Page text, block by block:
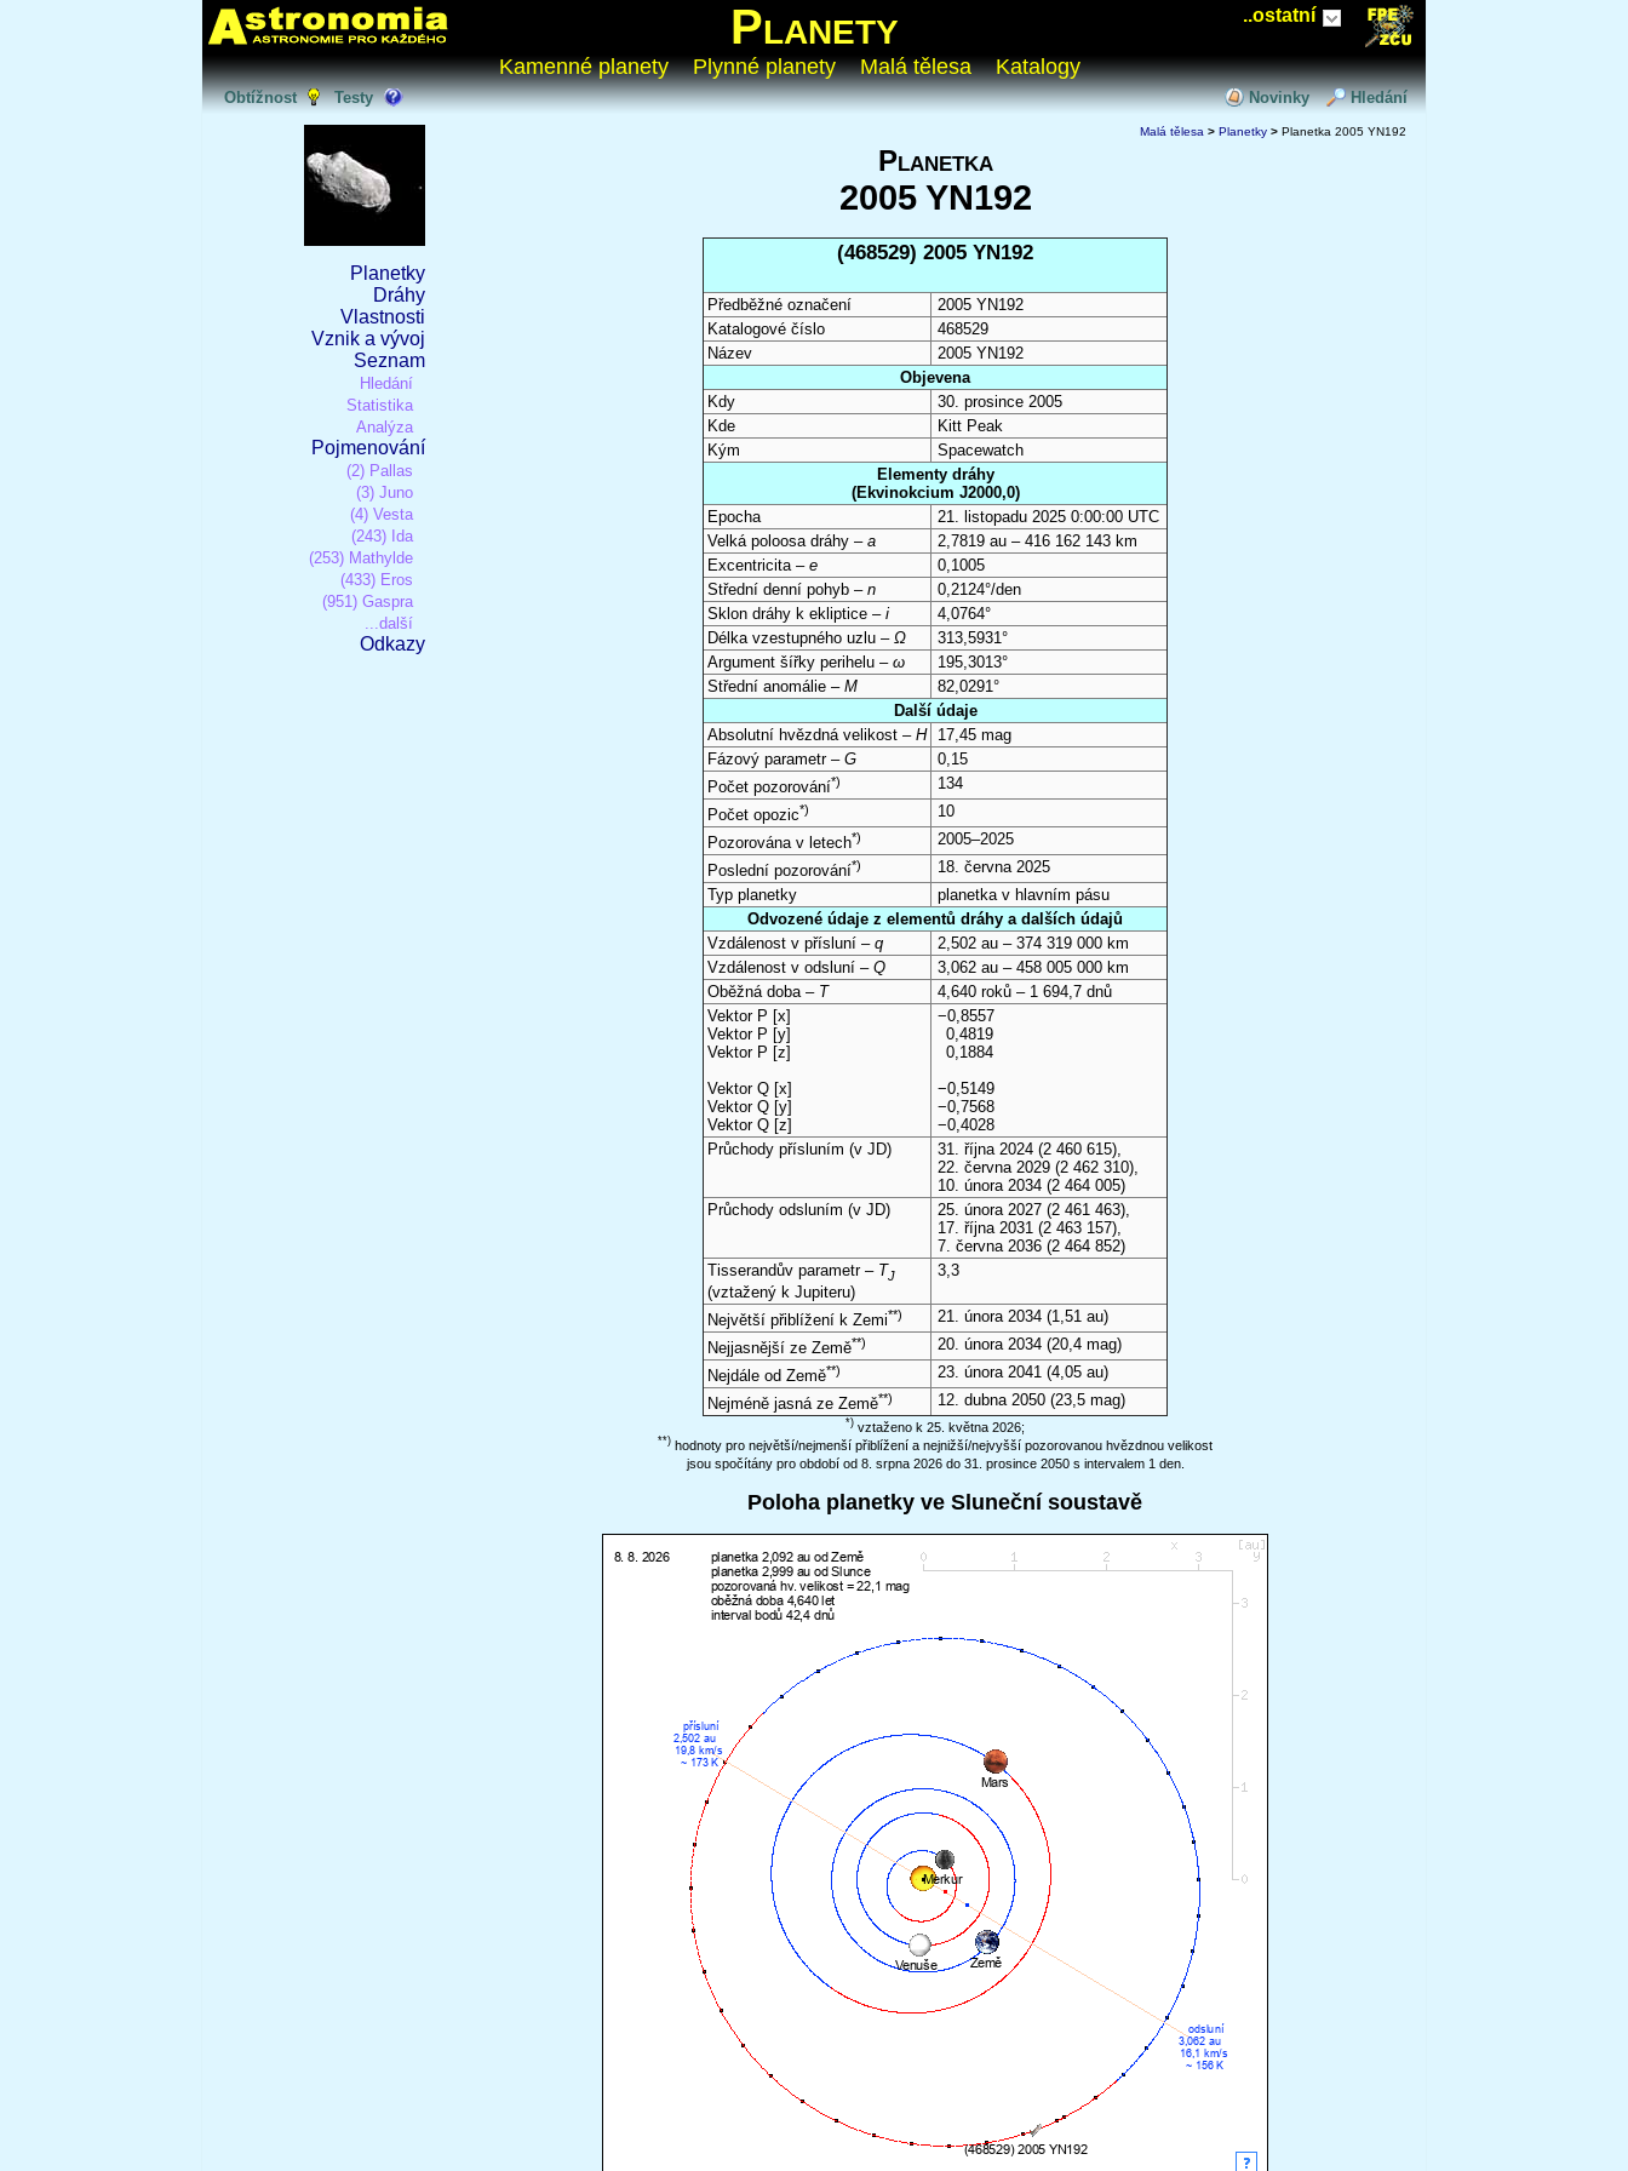
..ostatní
Planety
Kamenné planety Plynné planety Malá tělesa Katalogy
Obtížnost Testy Novinky Hledání
Planetky
Dráhy
Vlastnosti
Vznik a vývoj
Seznam
Hledání
Statistika
Analýza
Pojmenování
(2) Pallas
(3) Juno
(4) Vesta
(243) Ida
(253) Mathylde
(433) Eros
(951) Gaspra
...další
Odkazy
Malá tělesa > Planetky > Planetka 2005 YN192
Planetka
2005 YN192
(468529) 2005 YN192
Předběžné označení
2005 YN192
Katalogové číslo
468529
Název
2005 YN192
Objevena
Kdy
30. prosince 2005
Kde
Kitt Peak
Kým
Spacewatch
Elementy dráhy
(Ekvinokcium J2000,0)
Epocha
21. listopadu 2025 0:00:00 UTC
Velká poloosa dráhy – a
2,7819 au – 416 162 143 km
Excentricita – e
0,1005
Střední denní pohyb – n
0,2124°/den
Sklon dráhy k ekliptice – i
4,0764°
Délka vzestupného uzlu – Ω
313,5931°
Argument šířky perihelu – ω
195,3013°
Střední anomálie – M
82,0291°
Další údaje
Absolutní hvězdná velikost – H
17,45 mag
Fázový parametr – G
0,15
Počet pozorování*)
134
Počet opozic*)
10
Pozorována v letech*)
2005–2025
Poslední pozorování*)
18. června 2025
Typ planetky
planetka v hlavním pásu
Odvozené údaje z elementů dráhy a dalších údajů
Vzdálenost v přísluní – q
2,502 au – 374 319 000 km
Vzdálenost v odsluní – Q
3,062 au – 458 005 000 km
Oběžná doba – T
4,640 roků – 1 694,7 dnů
Vektor P [x]
Vektor P [y]
Vektor P [z]
Vektor Q [x]
Vektor Q [y]
Vektor Q [z]
−0,8557
0,4819
0,1884
−0,5149
−0,7568
−0,4028
Průchody přísluním (v JD) 31. října 2024 (2 460 615),
22. června 2029 (2 462 310),
10. února 2034 (2 464 005)
Průchody odsluním (v JD) 25. února 2027 (2 461 463),
17. října 2031 (2 463 157),
7. června 2036 (2 464 852)
Tisserandův parametr – TJ
(vztažený k Jupiteru)
3,3
Největší přiblížení k Zemi**) 21. února 2034 (1,51 au)
Nejjasnější ze Země**) 20. února 2034 (20,4 mag)
Nejdále od Země**) 23. února 2041 (4,05 au)
Nejméně jasná ze Země**) 12. dubna 2050 (23,5 mag)
*) vztaženo k 25. května 2026;
**) hodnoty pro největší/nejmenší přiblížení a nejnižší/nejvyšší pozorovanou hvězdnou velikost
jsou spočítány pro období od 8. srpna 2026 do 31. prosince 2050 s intervalem 1 den.
Poloha planetky ve Sluneční soustavě